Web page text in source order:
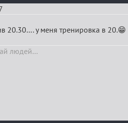
20.30…. у меня тренировка в 20.😁
людей…